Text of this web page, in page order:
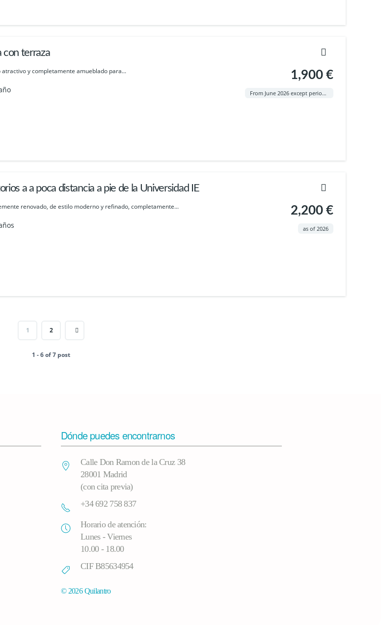
con terraza
atractivo y completamente amueblado para... 1,900 €
From June 2026 except period 13 -26 August 2026
a a poca distancia a pie de la Universidad IE
renovado, de estilo moderno y refinado, completamente... 2,200 €
as of 2026
1 2
1 - 6 of 7 post
Dónde puedes encontrarnos
Calle Don Ramon de la Cruz 38
28001 Madrid
(con cita previa)
+34 692 758 837
Horario de atención:
Lunes - Viernes
10.00 - 18.00
CIF B85634954
© 2026Quilantro